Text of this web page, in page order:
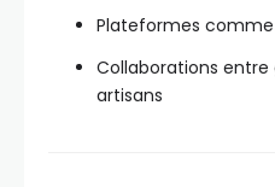
Plateformes comme
Collaborations
artisans